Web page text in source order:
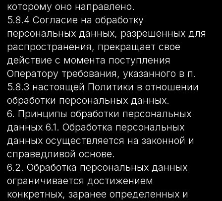
волей и в своем интересе.
9. Условия обработки персональных
данных
9.1. Обработка персональных данных
осуществляется с согласия субъекта
персональных данных на обработку его
персональных данных.
9.2. Обработка персональных данных
необходима для достижения целей,
предусмотренных международным
договором Российской Федерации или
законом, для осуществления
возложенных законодательством
Российской Федерации на оператора
функций, полномочий и обязанностей.
9.3. Обработка персональных данных
необходима для осуществления
правосудия, исполнения судебного акта,
акта другого органа или должностного
лица, подлежащих исполнению в
соответствии с законодательством